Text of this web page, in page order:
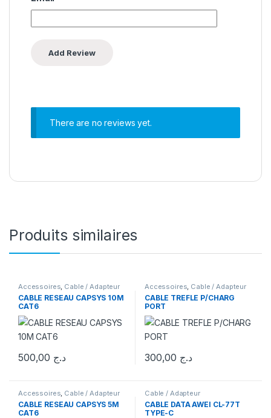
There are no reviews yet.
Produits similaires
Accessoires, Cable / Adapteur
CABLE RESEAU CAPSYS 10M
CAT6
د.ج
Accessoires, Cable / Adapteur
CABLE TREFLE P/CHARG
PORT
د.ج
Accessoires, Cable / Adapteur
CABLE RESEAU CAPSYS 5M
CAT6
Cable / Adapteur
CABLE DATA AWEI CL-77T
TYPE-C